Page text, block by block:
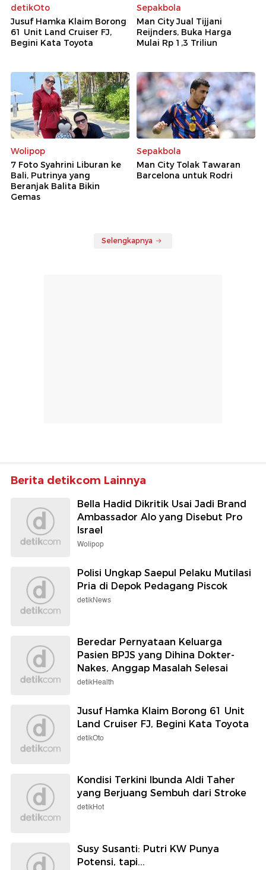
detikOto
Jusuf Hamka Klaim Borong
61 Unit Land Cruiser FJ,
Begini Kata Toyota
Sepakbola
Man City Jual Tijjani
Reijnders, Buka Harga
Mulai Rp 1,3 Triliun
Wolipop
7 Foto Syahrini Liburan ke
Bali, Putrinya yang
Beranjak Balita Bikin
Gemas
Sepakbola
Man City Tolak Tawaran
Barcelona untuk Rodri
Selengkapnya
Berita detikcom Lainnya
Bella Hadid Dikritik Usai Jadi Brand
Ambassador Alo yang Disebut Pro
Israel
Wolipop
Polisi Ungkap Saepul Pelaku Mutilasi
Pria di Depok Pedagang Piscok
detikNews
Beredar Pernyataan Keluarga
Pasien BPJS yang Dihina Dokter-
Nakes, Anggap Masalah Selesai
detikHealth
Jusuf Hamka Klaim Borong 61 Unit
Land Cruiser FJ, Begini Kata Toyota
detikOto
Kondisi Terkini Ibunda Aldi Taher
yang Berjuang Sembuh dari Stroke
detikHot
Susy Susanti: Putri KW Punya
Potensi, tapi...